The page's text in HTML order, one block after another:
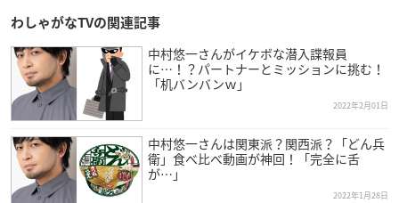
わしゃがなTVの関連記事
中村悠一さんがイケボな潜入諜報員
に…！？パートナーとミッションに挑む！
「机バンバンｗ」
2022年2月01日
中村悠一さんは関東派？関西派？「どん兵
衛」食べ比べ動画が神回！「完全に舌
が…」
2022年1月28日